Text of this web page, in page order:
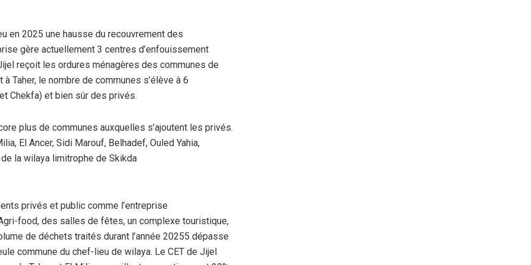
en 2025 une hausse du recouvrement des
gère actuellement 3 centres d’enfouissement
reçoit les ordures ménagères des communes de
Taher, le nombre de communes s’élève à 6
Chekfa) et bien sûr des privés.
plus de communes auxquelles s’ajoutent les privés.
El Ancer, Sidi Marouf, Belhadef, Ouled Yahia,
la wilaya limitrophe de Skikda
privés et public comme l’entreprise
food, des salles de fêtes, un complexe touristique,
de déchets traités durant l’année 20255 dépasse
commune du chef-lieu de wilaya. Le CET de Jijel